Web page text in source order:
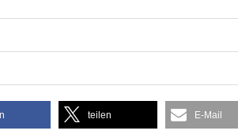
teilen E-Mail